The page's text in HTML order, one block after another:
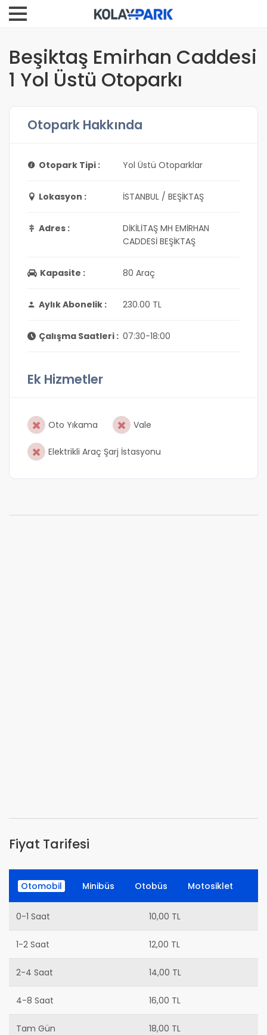
Beşiktaş Emirhan Caddesi
1 Yol Üstü Otoparkı
Otopark Hakkında
Otopark Tipi : Yol Üstü Otoparklar
Lokasyon : İSTANBUL / BEŞİKTAŞ
Adres :
DİKİLİTAŞ MH EMİRHAN
CADDESİ BEŞİKTAŞ
Kapasite : 80 Araç
Aylık Abonelik : 230.00 TL
Çalışma Saatleri : 07:30-18:00
Ek Hizmetler
Oto Yıkama Vale
Elektrikli Araç Şarj İstasyonu
Fiyat Tarifesi
Otomobil Minibüs Otobüs Motosiklet
0-1 Saat 10,00 TL
1-2 Saat 12,00 TL
2-4 Saat 14,00 TL
4-8 Saat 16,00 TL
Tam Gün 18,00 TL